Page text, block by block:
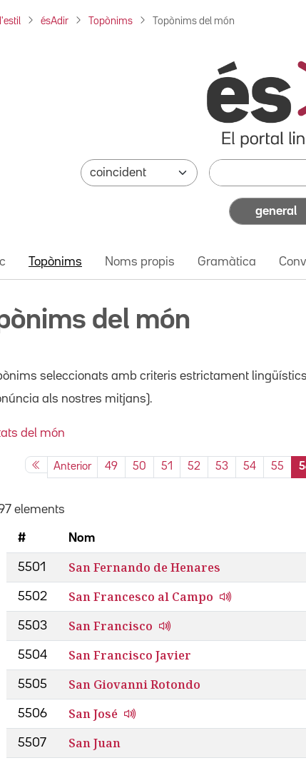
ésAdir Topònims Topònims del món
general
Topònims Noms propis Gramàtica
del món
seleccionats amb criteris estrictament
als nostres mitjans).
del món
Anterior 49 50 51 52 53 54 55
elements
# Nom
5501 San Fernando de Henares
5502 San Francesco al Campo
5503 San Francisco
5504 San Francisco Javier
5505 San Giovanni Rotondo
5506 San José
5507 San Juan